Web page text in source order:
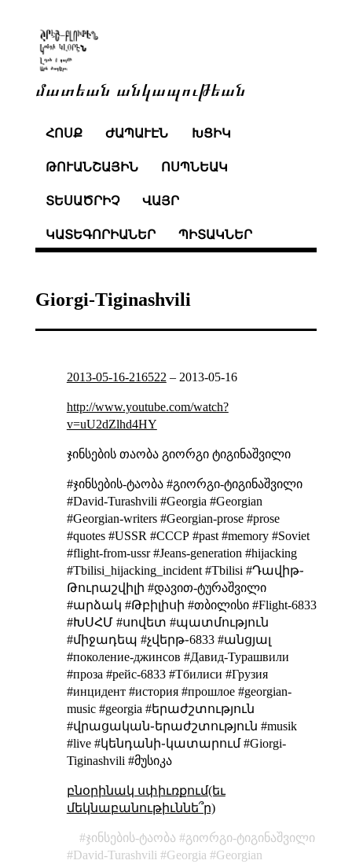
մատեան անկապութեան
ՀՈՍՔ ԺԱՊԱՒԷՆ ԽՑԻԿ
ԹՈՒԱՆՇԱՅԻՆ ՈՍՊՆԵԱԿ
ՏԵՍԱԾՐԻՉ ՎԱՅՐ
ԿԱՏԵԳՈՐԻԱՆԵՐ ՊԻՏԱԿՆԵՐ
Giorgi-Tiginashvili
2013-05-16-216522 – 2013-05-16
http://www.youtube.com/watch?
v=uU2dZlhd4HY
ჯინსების თაობა გიორგი ტიგინაშვილი
#ჯინსების-ტაობა #გიორგი-ტიგინაშვილი
#David-Turashvili #Georgia #Georgian
#Georgian-writers #Georgian-prose #prose
#quotes #USSR #СССР #past #memory #Soviet
#flight-from-ussr #Jeans-generation #hijacking
#Tbilisi_hijacking_incident #Tbilisi #Դավիթ֊
Թուրաշվիլի #დავით-ტურაშვილი
#արձակ #Թբիլիսի #თბილისი #Flight-6833
#ԽՍՀՄ #սովետ #պատմություն
#միջադեպ #չվերթ֊6833 #անցյալ
#поколение-джинсов #Давид-Турашвили
#проза #рейс-6833 #Тбилиси #Грузия
#инцидент #история #прошлое #georgian-
music #georgia #երաժշտություն
#վրացական֊երաժշտություն #musik
#live #կենդանի֊կատարում #Giorgi-
Tiginashvili #მუსიკა
բնօրինակ սփիւռքում(եւ
մեկնաբանութիւննե՞ր)
ჯინსების-ტაობა
გიორგი-ტიგინაშვილი
David-Turashvili
Georgia
Georgian